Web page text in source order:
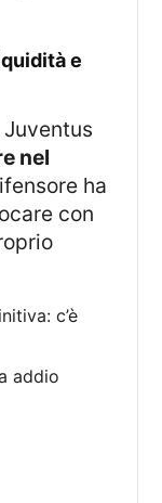
nel
ha
con